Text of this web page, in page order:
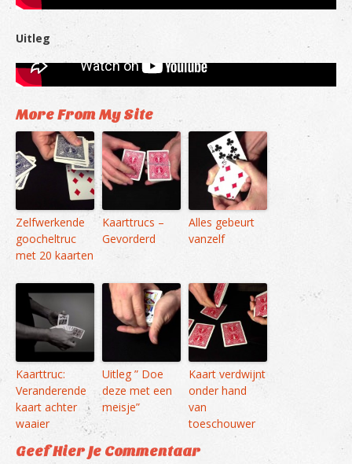
Uitleg
More From My Site
Zelfwerkende
goocheltruc
met 20 kaarten
Kaarttrucs –
Gevorderd
Alles gebeurt
vanzelf
Kaarttruc:
Veranderende
kaart achter
waaier
Uitleg ” Doe
deze met een
meisje”
Kaart verdwijnt
onder hand
van
toeschouwer
Geef Hier Je Commentaar